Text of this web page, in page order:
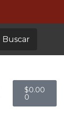
Buscar
$0.00
0